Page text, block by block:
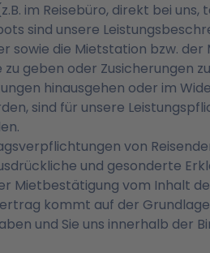
im Reisebüro, direkt bei
sind unsere
sowie die Mietstation bzw.
geben oder Zusicherungen
hinausgehen oder im
sind für unsere
von
und gesonderte
vom Inhalt
kommt auf der
und Sie uns innerhalb der